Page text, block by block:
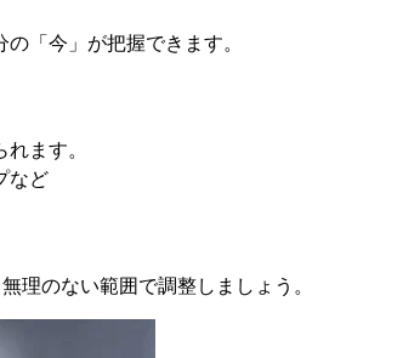
「今」が把握できます。
ます。
など
のない範囲で調整しましょう。